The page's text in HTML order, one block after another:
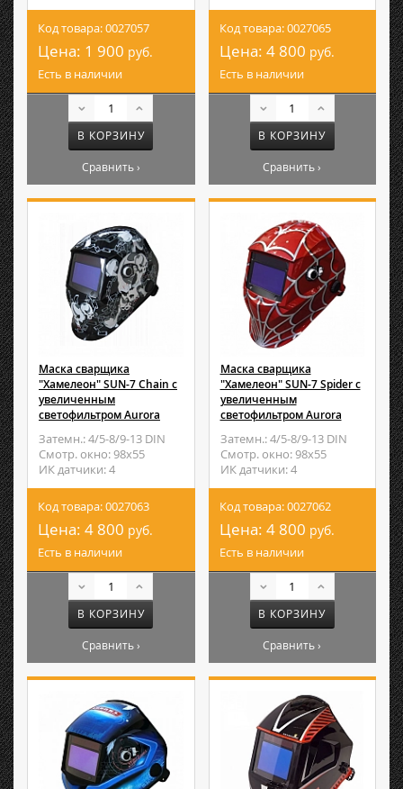
Код товара: 0027057
Цена: 1 900 руб.
Есть в наличии
В КОРЗИНУ
Сравнить ›
Код товара: 0027065
Цена: 4 800 руб.
Есть в наличии
В КОРЗИНУ
Сравнить ›
Маска сварщика
"Хамелеон" SUN-7 Chain с
увеличенным
светофильтром Aurora
Затемн.: 4/5-8/9-13 DIN
Смотр. окно: 98х55
ИК датчики: 4
Код товара: 0027063
Цена: 4 800 руб.
Есть в наличии
В КОРЗИНУ
Сравнить ›
Маска сварщика
"Хамелеон" SUN-7 Spider с
увеличенным
светофильтром Aurora
Затемн.: 4/5-8/9-13 DIN
Смотр. окно: 98х55
ИК датчики: 4
Код товара: 0027062
Цена: 4 800 руб.
Есть в наличии
В КОРЗИНУ
Сравнить ›